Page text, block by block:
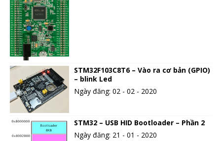
STM32F103C8T6 – Vào ra cơ bản (GPIO)
– blink Led
Ngày đăng: 02 - 02 - 2020
STM32 – USB HID Bootloader – Phần 2
Ngày đăng: 21 - 01 - 2020